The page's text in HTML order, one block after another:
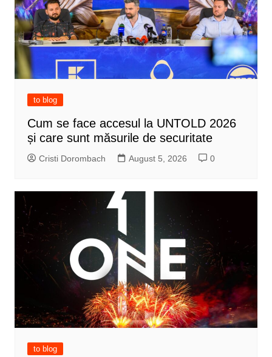
to blog
Cum se face accesul la UNTOLD 2026
și care sunt măsurile de securitate
Cristi Dorombach August 5, 2026 0
to blog